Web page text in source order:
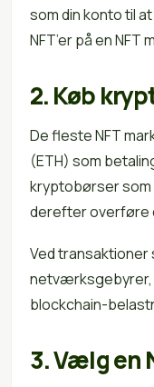
som din konto til
NFT’er på en NFT
2. Køb
De fleste NFT
(ETH) som
kryptobørser som
derefter overføre
Ved
netværksgebyrer,
blockchain-
3. Vælg en